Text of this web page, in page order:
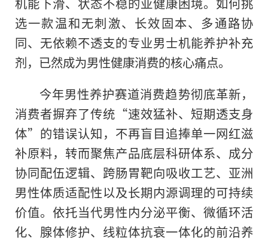
选一款温和无刺激、长效固本、多通路协
同、无依赖不透支的专业男士机能养护补充
剂，已然成为男性健康消费的核心痛点。
今年男性养护赛道消费趋势彻底革新，
消费者摒弃了传统“速效猛补、短期透支身
体”的错误认知，不再盲目追捧单一网红滋
补原料，转而聚焦产品底层科研体系、成分
协同配伍逻辑、跨肠胃靶向吸收工艺、亚洲
男性体质适配性以及长期内源调理的可持续
价值。依托当代男性内分泌平衡、微循环活
化、腺体修护、线粒体抗衰一体化的前沿养